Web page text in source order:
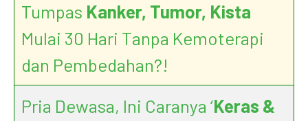
Tumpas Kanker, Tumor, Kista
Mulai 30 Hari Tanpa Kemoterapi
dan Pembedahan?!
Pria Dewasa, Ini Caranya ‘Keras &